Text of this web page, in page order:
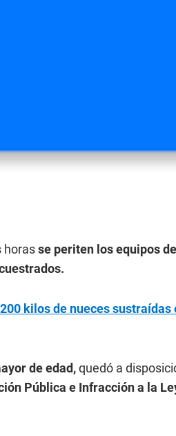
horasse periten los equipos
kilos de nueces
de edad,quedó a
Pública e Infracción a la